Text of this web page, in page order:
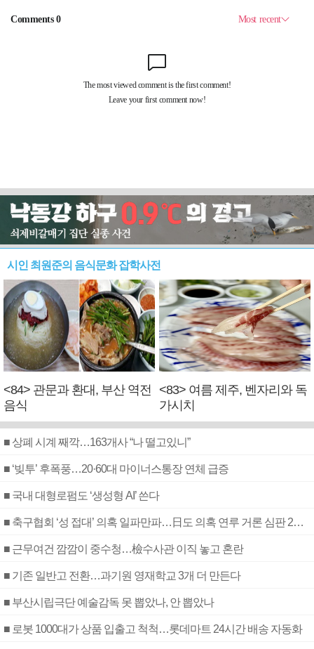
시인 최원준의 음식문화 잡학사전
<84> 관문과 환대, 부산 역전
음식
<83> 여름 제주, 벤자리와 독
가시치
■ 상폐 시계 째깍…163개사 “나 떨고있니”
■ ‘빚투’ 후폭풍…20·60대 마이너스통장 연체 급증
■ 국내 대형로펌도 ‘생성형 AI’ 쓴다
■ 축구협회 ‘성 접대’ 의혹 일파만파…日도 의혹 연루 거론 심판 2명 조사
■ 근무여건 깜깜이 중수청…檢수사관 이직 놓고 혼란
■ 기존 일반고 전환…과기원 영재학교 3개 더 만든다
■ 부산시립극단 예술감독 못 뽑았나, 안 뽑았나
■ 로봇 1000대가 상품 입출고 척척…롯데마트 24시간 배송 자동화